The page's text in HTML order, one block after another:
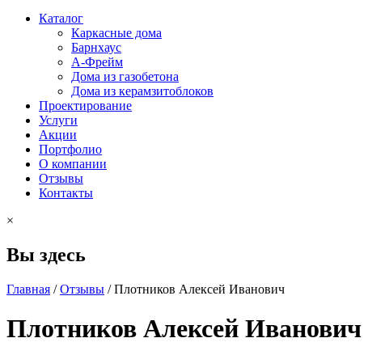
Каталог
Каркасные дома
Барнхаус
А-Фрейм
Дома из газобетона
Дома из керамзитоблоков
Проектирование
Услуги
Акции
Портфолио
О компании
Отзывы
Контакты
×
Вы здесь
Главная / Отзывы / Плотников Алексей Иванович
Плотников Алексей Иванович